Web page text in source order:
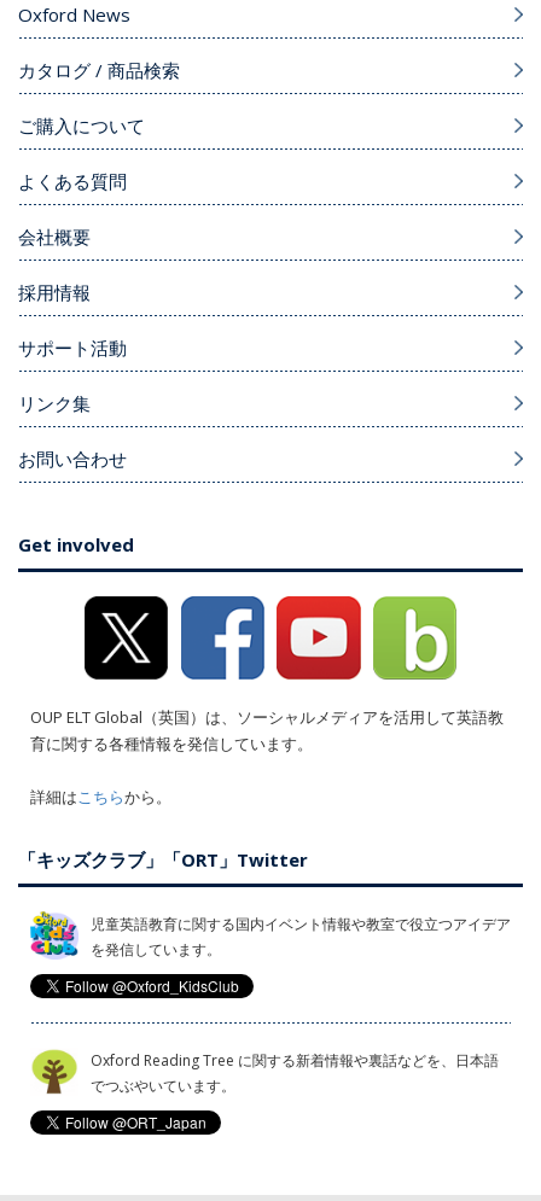
Oxford News
カタログ / 商品検索
ご購入について
よくある質問
会社概要
採用情報
サポート活動
リンク集
お問い合わせ
Get involved
OUP ELT Global（英国）は、ソーシャルメディアを活用して英語教
育に関する各種情報を発信しています。
詳細はこちらから。
「キッズクラブ」「ORT」Twitter
児童英語教育に関する国内イベント情報や教室で役立つアイデア
を発信しています。
Oxford Reading Tree に関する新着情報や裏話などを、日本語
でつぶやいています。